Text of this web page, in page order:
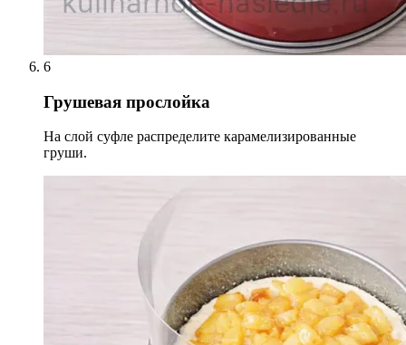
6
Грушевая прослойка
На слой суфле распределите карамелизированные
груши.